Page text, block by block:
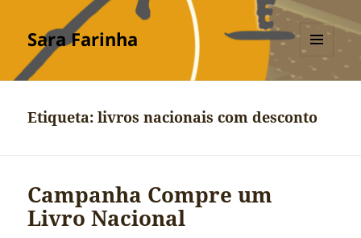
Sara Farinha
MENU
Etiqueta:livros nacionais com desconto
Campanha Compre um
Livro Nacional